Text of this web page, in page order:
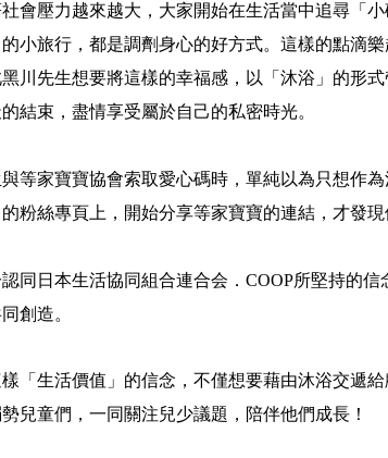
會壓力越來越大，大家開始在生活當中追尋「
小旅行，都是調劑身心的好方式。這樣的點滴
川先生想要將這樣的幸福感，以「沐浴」的形
結束，盡情享受屬於自己的私密時光。
等家寶寶協會索取愛心碼時，單純以為只想作
粉絲專頁上，開始分享等家寶寶的連結，才發現
同日本生活協同組合連合会．COOP所堅持的
創造。
「生活價值」的信念，不僅想要藉由沐浴交遞
兒童們，一同關注兒少議題，陪伴他們成長！